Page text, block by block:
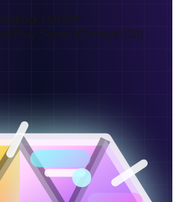
Bedrock / MCPE
Play Server [Genisys] [20] -